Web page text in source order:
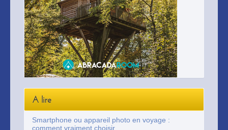
A lire
Smartphone ou appareil photo en voyage :
comment vraiment choisir